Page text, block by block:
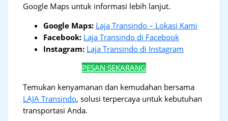
Google Maps untuk informasi lebih lanjut.
Google Maps: Laja Transindo – Lokasi Kami
Facebook: Laja Transindo di Facebook
Instagram: Laja Transindo di Instagram
PESAN SEKARANG
Temukan kenyamanan dan kemudahan bersama
LAJA Transindo, solusi terpercaya untuk kebutuhan
transportasi Anda.